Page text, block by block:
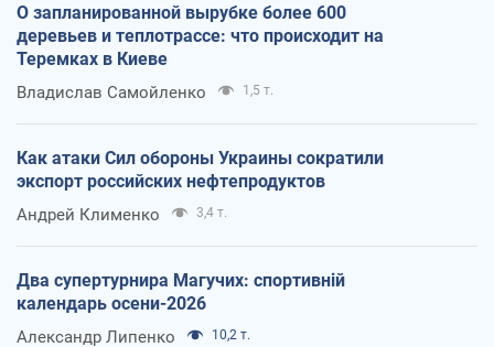
О запланированной вырубке более 600
деревьев и теплотрассе: что происходит на
Теремках в Киеве
Владислав Самойленко 1,5 т.
Как атаки Сил обороны Украины сократили
экспорт российских нефтепродуктов
Андрей Клименко 3,4 т.
Два супертурнира Магучих: спортивній
календарь осени-2026
Александр Липенко 10,2 т.